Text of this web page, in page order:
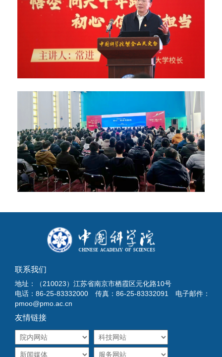
联系我们
地址：（210023）江苏省南京市栖霞区元化路10号
电话：86-25-83332000 传真：86-25-83332091 电子邮件：
pmoo@pmo.ac.cn
友情链接